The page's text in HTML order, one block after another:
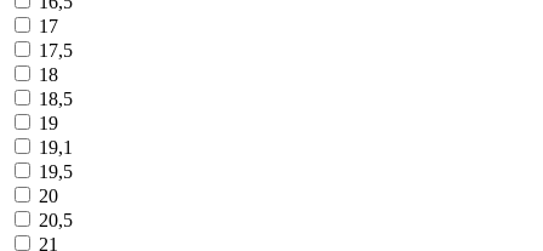
17
17,5
18
18,5
19
19,1
19,5
20
20,5
21